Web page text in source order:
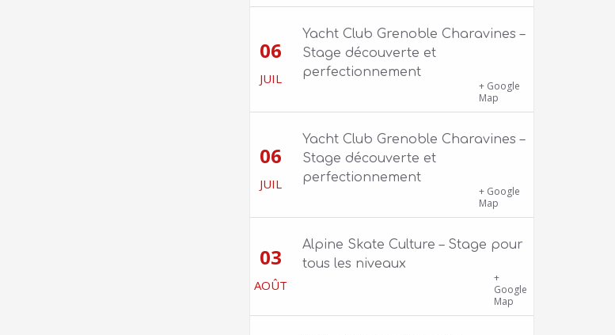
06
JUIL
Yacht Club Grenoble Charavines –
Stage découverte et
perfectionnement
+ Google
Map
06
JUIL
Yacht Club Grenoble Charavines –
Stage découverte et
perfectionnement
+ Google
Map
03
AOÛT
Alpine Skate Culture – Stage pour
tous les niveaux
+
Google
Map